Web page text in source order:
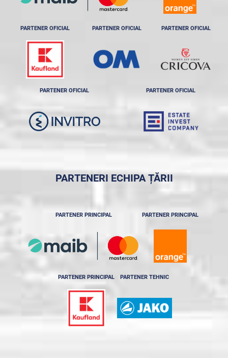
PARTENER OFICIAL PARTENER OFICIAL PARTENER OFICIAL
PARTENER OFICIAL PARTENER OFICIAL
PARTENERI ECHIPA ȚĂRII
PARTENER PRINCIPAL PARTENER PRINCIPAL
PARTENER PRINCIPAL PARTENER TEHNIC